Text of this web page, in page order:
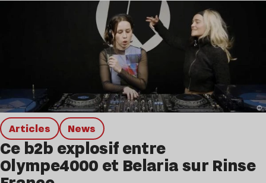
Articles news
Ce b2b explosif entre
Olympe4000 et Belaria sur Rinse